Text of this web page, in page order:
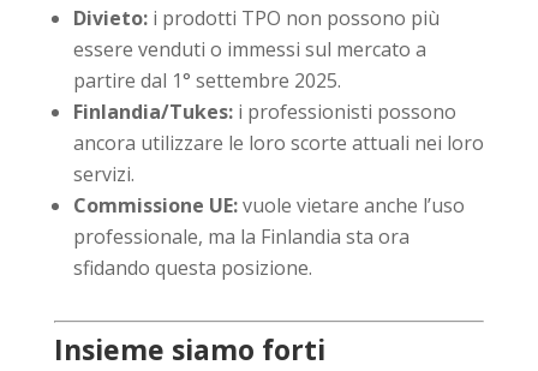
Divieto:i prodotti TPO non possono più
essere venduti o immessi sul mercato a
partire dal 1° settembre 2025.
Finlandia/Tukes:i professionisti possono
ancora utilizzare le loro scorte attuali nei loro
servizi.
Commissione UE:vuole vietare anche l’uso
professionale, ma la Finlandia sta ora
sfidando questa posizione.
Insieme siamo forti